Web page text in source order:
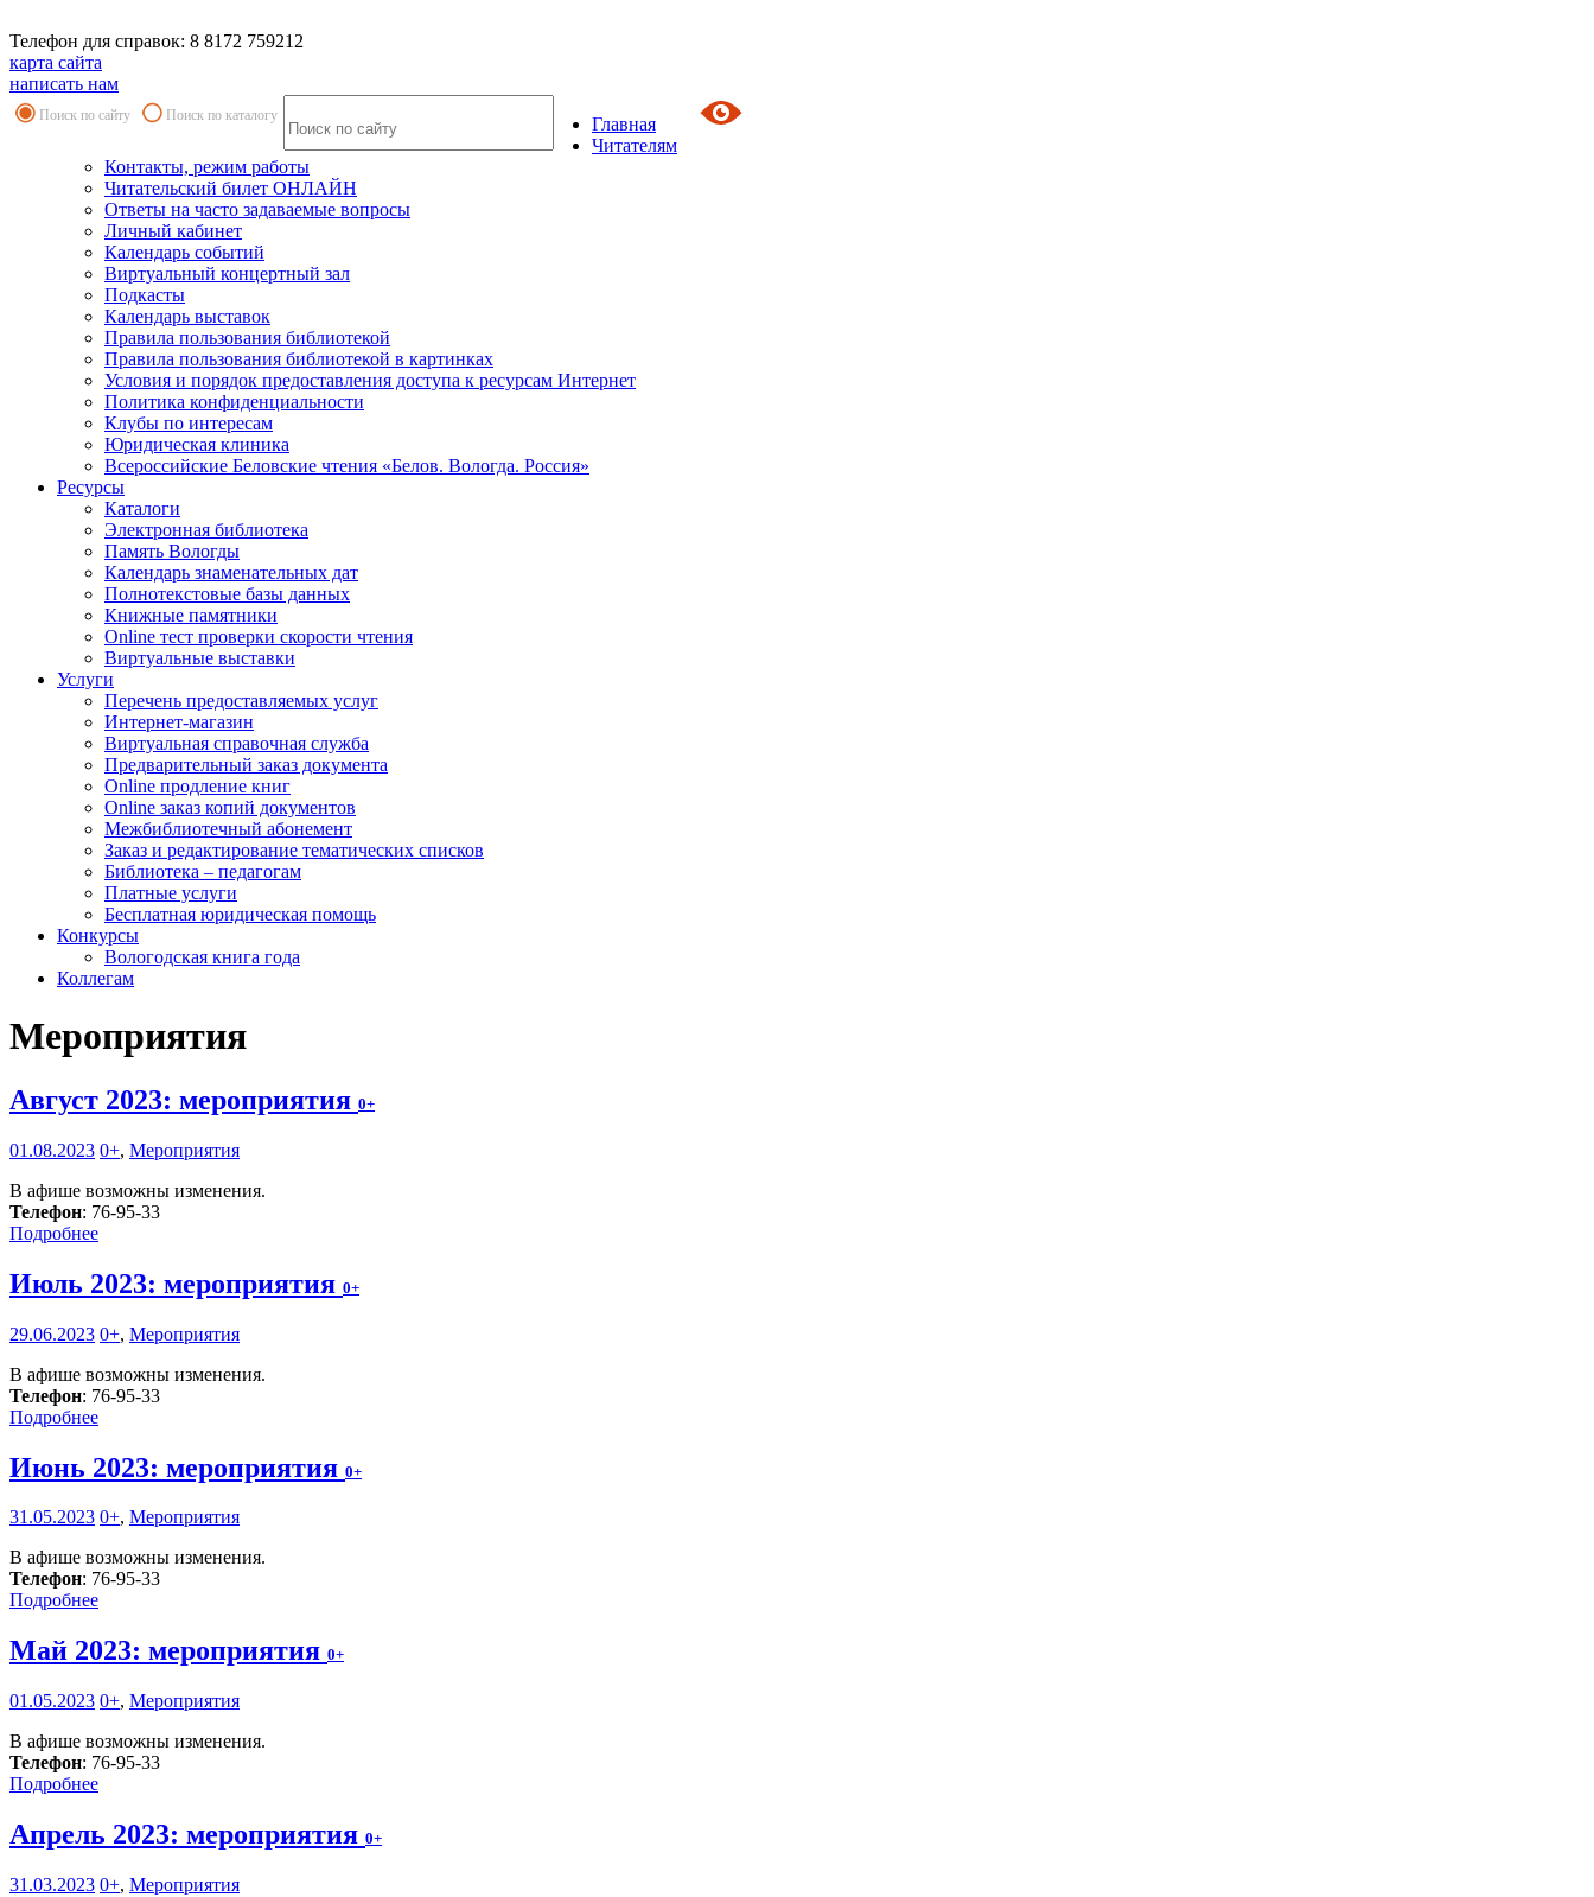
Телефон для справок: 8 8172 759212
карта сайта
написать нам
Поиск по сайту Поиск по каталогу
Главная
Читателям
Контакты, режим работы
Читательский билет ОНЛАЙН
Ответы на часто задаваемые вопросы
Личный кабинет
Календарь событий
Виртуальный концертный зал
Подкасты
Календарь выставок
Правила пользования библиотекой
Правила пользования библиотекой в картинках
Условия и порядок предоставления доступа к ресурсам Интернет
Политика конфиденциальности
Клубы по интересам
Юридическая клиника
Всероссийские Беловские чтения «Белов. Вологда. Россия»
Ресурсы
Каталоги
Электронная библиотека
Память Вологды
Календарь знаменательных дат
Полнотекстовые базы данных
Книжные памятники
Online тест проверки скорости чтения
Виртуальные выставки
Услуги
Перечень предоставляемых услуг
Интернет-магазин
Виртуальная справочная служба
Предварительный заказ документа
Online продление книг
Online заказ копий документов
Межбиблиотечный абонемент
Заказ и редактирование тематических списков
Библиотека – педагогам
Платные услуги
Бесплатная юридическая помощь
Конкурсы
Вологодская книга года
Коллегам
Мероприятия
Август 2023: мероприятия 0+
01.08.2023 0+, Мероприятия
В афише возможны изменения.
Телефон: 76-95-33
Подробнее
Июль 2023: мероприятия 0+
29.06.2023 0+, Мероприятия
В афише возможны изменения.
Телефон: 76-95-33
Подробнее
Июнь 2023: мероприятия 0+
31.05.2023 0+, Мероприятия
В афише возможны изменения.
Телефон: 76-95-33
Подробнее
Май 2023: мероприятия 0+
01.05.2023 0+, Мероприятия
В афише возможны изменения.
Телефон: 76-95-33
Подробнее
Апрель 2023: мероприятия 0+
31.03.2023 0+, Мероприятия